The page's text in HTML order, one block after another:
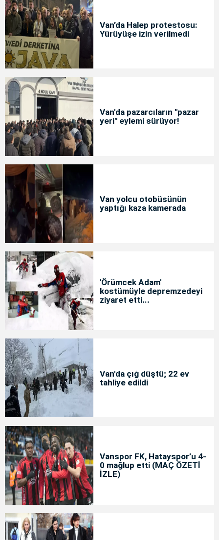
Van’da Halep protestosu:
Yürüyüşe izin verilmedi
Van'da pazarcıların "pazar
yeri" eylemi sürüyor!
Van yolcu otobüsünün
yaptığı kaza kamerada
'Örümcek Adam'
kostümüyle depremzedeyi
ziyaret etti...
Van'da çığ düştü; 22 ev
tahliye edildi
Vanspor FK, Hatayspor’u 4-
0 mağlup etti (MAÇ ÖZETİ
İZLE)